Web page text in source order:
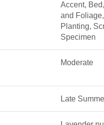
Accent,
and
Planting,
Specimen
Moderate
Late